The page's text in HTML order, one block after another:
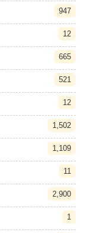
947
12
665
521
12
1,502
1,109
11
2,900
1